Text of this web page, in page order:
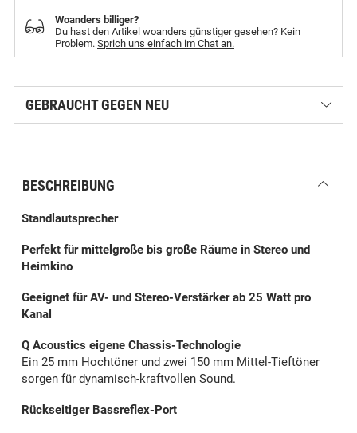
Woanders billiger?
Du hast den Artikel woanders günstiger gesehen? Kein
Problem. Sprich uns einfach im Chat an.
GEBRAUCHT GEGEN NEU
BESCHREIBUNG
Standlautsprecher
Perfekt fürmittelgroße bis große Räume in Stereo und
Heimkino
Geeignet für AV- und Stereo-Verstärker ab 25 Watt pro
Kanal
Q Acoustics eigene Chassis-Technologie
Ein 25 mm Hochtöner und zwei 150 mm Mittel-Tieftöner
sorgen für dynamisch-kraftvollen Sound.
Rückseitiger Bassreflex-Port